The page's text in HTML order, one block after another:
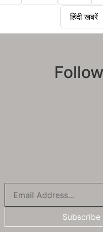
हिंदी खबरें
Subscribe